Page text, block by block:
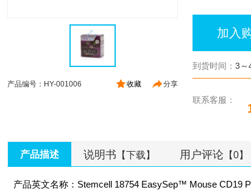
分享
收藏
产品编号：HY-001006
加入
到货时间： 3～
联系客服：
产品描述 说明书 【下载】 用户评论 【0】
产品英文名称：Stemcell 18754 EasySep™ Mouse CD19